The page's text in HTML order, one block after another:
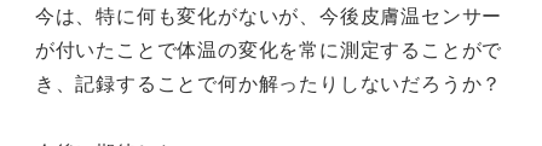
今は、特に何も変化がないが、今後皮膚温センサー
が付いたことで体温の変化を常に測定することがで
き、記録することで何か解ったりしないだろうか？